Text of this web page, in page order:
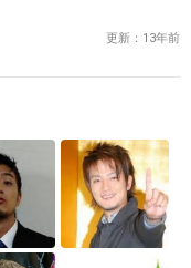
更新：13年前